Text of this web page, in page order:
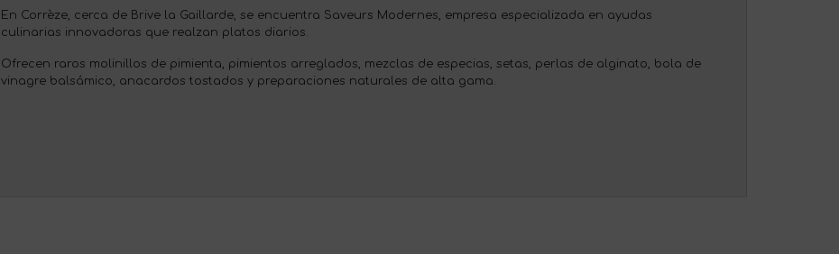
En Corrèze, cerca de Brive la Gaillarde, se encuentra Saveurs Modernes, empresa especializada en ayudas
culinarias innovadoras que realzan platos diarios.
Ofrecen raros molinillos de pimienta, pimientos arreglados, mezclas de especias, setas, perlas de alginato, bola de
vinagre balsámico, anacardos tostados y preparaciones naturales de alta gama.